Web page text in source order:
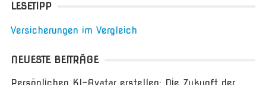
LESETIPP
Versicherungen im Vergleich
NEUESTE BEITRÄGE